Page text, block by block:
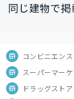
同じ建物で
コンビニエン
スーパーマー
ドラッグスト